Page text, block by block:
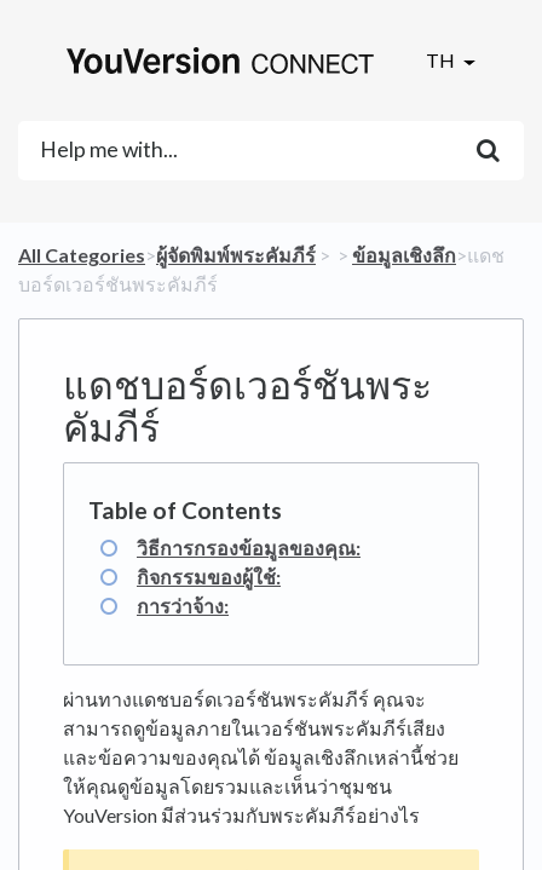
TH
All Categories​>​​ผู้จัดพิมพ์พระคัมภีร์ ​ > ​ ​ > ​ ​ข้อมูลเชิงลึก​>​ แดช
บอร์ดเวอร์ชันพระคัมภีร์
แดชบอร์ดเวอร์ชันพระ
คัมภีร์
วิธีการกรองข้อมูลของคุณ:
กิจกรรมของผู้ใช้:
การว่าจ้าง:
ผ่านทางแดชบอร์ดเวอร์ชันพระคัมภีร์ คุณจะ
สามารถดูข้อมูลภายในเวอร์ชันพระคัมภีร์เสียง
และข้อความของคุณได้ ข้อมูลเชิงลึกเหล่านี้ช่วย
ให้คุณดูข้อมูลโดยรวมและเห็นว่าชุมชน
YouVersion มีส่วนร่วมกับพระคัมภีร์อย่างไร